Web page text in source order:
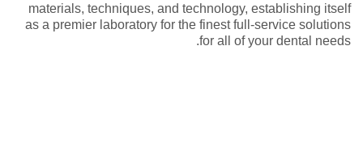
materials, techniques, and technology, establishing itself
as a premier laboratory for the finest full-service solutions
for all of your dental needs.